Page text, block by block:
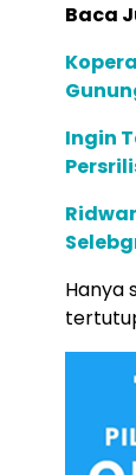
Baca
Ingin
Hanya